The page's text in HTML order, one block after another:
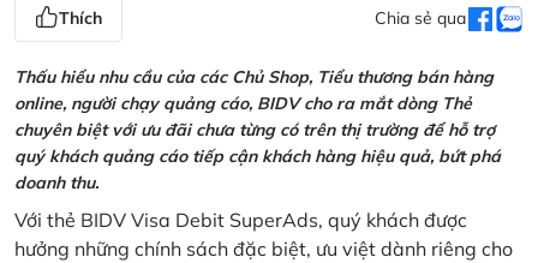
Thích Chia sẻ qua
Thấu hiểu nhu cầu của các Chủ Shop, Tiểu thương bán hàng
online, người chạy quảng cáo, BIDV cho ra mắt dòng Thẻ
chuyên biệt với ưu đãi chưa từng có trên thị trường để hỗ trợ
quý khách quảng cáo tiếp cận khách hàng hiệu quả, bứt phá
doanh thu.
Với thẻ BIDV Visa Debit SuperAds, quý khách được
hưởng những chính sách đặc biệt, ưu việt dành riêng cho